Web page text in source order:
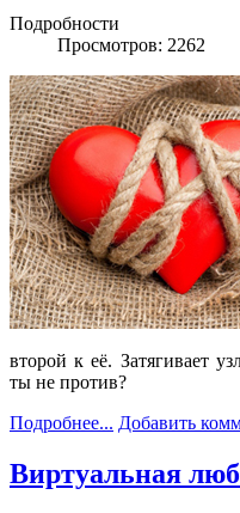
Подробности
Просмотров: 2262
второй к её. Затягивает
ты не против?
Подробнее... Добавить
Виртуальная